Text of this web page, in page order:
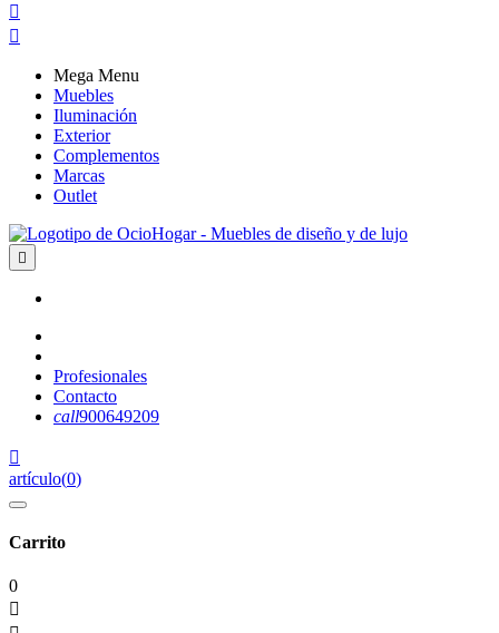


Mega Menu
Muebles
Iluminación
Exterior
Complementos
Marcas
Outlet

Profesionales
Contacto
call900649209

artículo(0)
Carrito
0
